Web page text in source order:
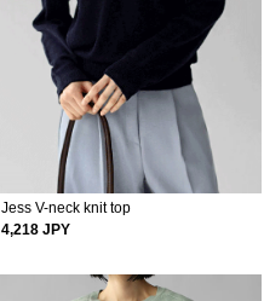
Jess V-neck knit top
4,218 JPY